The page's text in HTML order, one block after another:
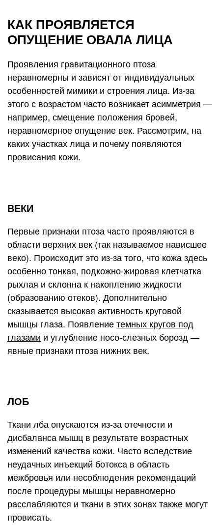
КАК ПРОЯВЛЯЕТСЯ
ОПУЩЕНИЕ ОВАЛА ЛИЦА
Проявления гравитационного птоза
неравномерны и зависят от индивидуальных
особенностей мимики и строения лица. Из-за
этого с возрастом часто возникает асимметрия —
например, смещение положения бровей,
неравномерное опущение век. Рассмотрим, на
каких участках лица и почему появляются
провисания кожи.
ВЕКИ
Первые признаки птоза часто проявляются в
области верхних век (так называемое нависшее
веко). Происходит это из-за того, что кожа здесь
особенно тонкая, подкожно-жировая клетчатка
рыхлая и склонна к накоплению жидкости
(образованию отеков). Дополнительно
сказывается высокая активность круговой
мышцы глаза. Появлениетемных кругов под
глазами и углубление носо-слезных борозд —
явные признаки птоза нижних век.
ЛОБ
Ткани лба опускаются из-за отечности и
дисбаланса мышц в результате возрастных
изменений качества кожи. Часто вследствие
неудачных инъекций ботокса в область
межбровья или несоблюдения рекомендаций
после процедуры мышцы неравномерно
расслабляются и ткани в этих зонах также могут
провисать.